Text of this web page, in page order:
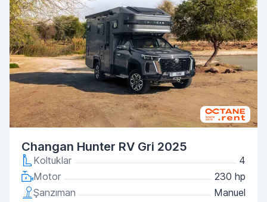
Changan Hunter RV Gri 2025
Koltuklar
4
Motor
230 hp
Şanzıman
Manuel